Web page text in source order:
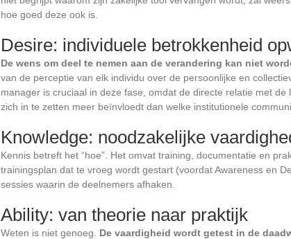
hoe goed deze ook is.
Desire: individuele betrokkenheid
De wens om deel te nemen aan de verandering kan niet
van de perceptie van elk individu over de persoonlijke en
manager is cruciaal in deze fase, omdat de directe relatie met
zich in te zetten meer beïnvloedt dan welke institutionele
Knowledge: noodzakelijke
Kennis betreft het “hoe”. Het omvat training, documentatie en
trainingsplan dat te vroeg wordt gestart (voordat Awareness en
sessies waarin de deelnemers afhaken.
Ability: van theorie naar praktijk
Weten is niet genoeg. De vaardigheid wordt getest in de